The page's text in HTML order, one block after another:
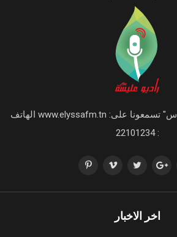
اذاعة عليسة "صوت الناس" تسمعونا على: www.elyssafm.tn الهاتف
: 22101234
اخر الاخبار